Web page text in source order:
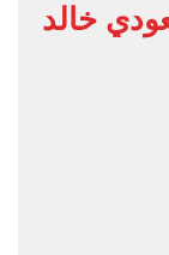
خالد